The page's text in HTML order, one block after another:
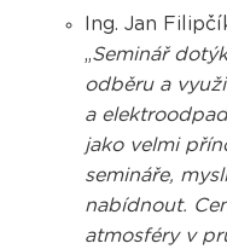
Ing. Jan
„Seminář
odběru a
a
jako velmi
semináře,
nabídnout.
atmosféry v